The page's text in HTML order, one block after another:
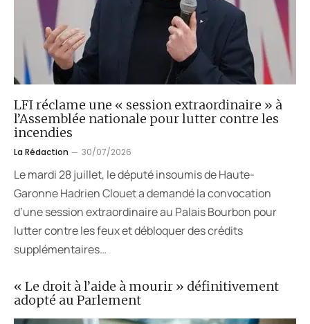
« Le droit à l’aide à mourir » définitivement
adopté au Parlement
LFI réclame une « session extraordinaire » à
l’Assemblée nationale pour lutter contre les
incendies
La Rédaction 30/07/2026
Le mardi 28 juillet, le député insoumis de Haute-
Garonne Hadrien Clouet a demandé la convocation
d’une session extraordinaire au Palais Bourbon pour
lutter contre les feux et débloquer des crédits
supplémentaires…